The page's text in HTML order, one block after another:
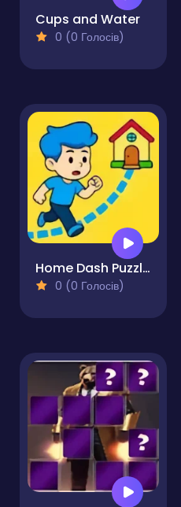
Cups and Water
0 (0 Голосів)
Home Dash Puzzle Draw to Save the Family
0 (0 Голосів)